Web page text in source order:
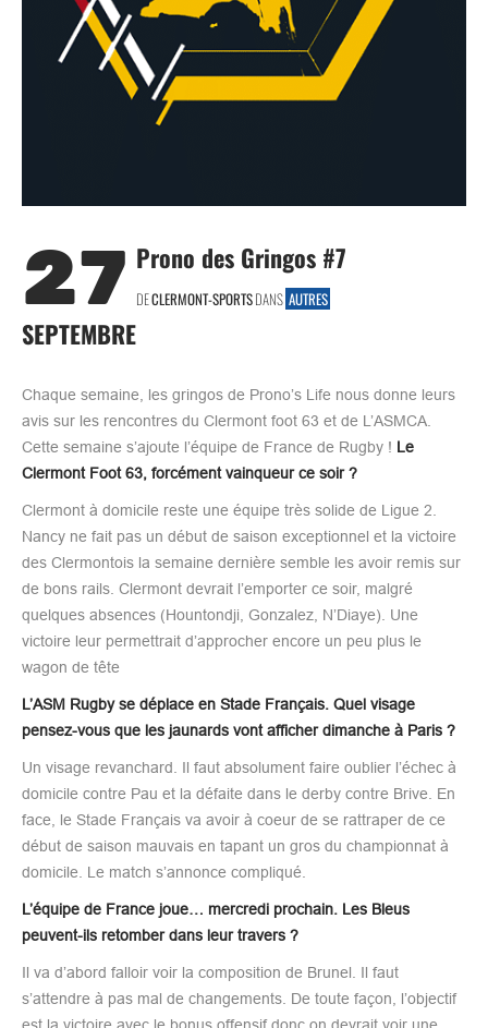
27
SEPTEMBRE
Prono des Gringos #7
DECLERMONT-SPORTSDANS AUTRES
Chaque semaine, les gringos de Prono’s Life nous donne leurs
avis sur les rencontres du Clermont foot 63 et de L’ASMCA.
Cette semaine s’ajoute l’équipe de France de Rugby ! Le
Clermont Foot 63, forcément vainqueur ce soir ?
Clermont à domicile reste une équipe très solide de Ligue 2.
Nancy ne fait pas un début de saison exceptionnel et la victoire
des Clermontois la semaine dernière semble les avoir remis sur
de bons rails. Clermont devrait l’emporter ce soir, malgré
quelques absences (Hountondji, Gonzalez, N’Diaye). Une
victoire leur permettrait d’approcher encore un peu plus le
wagon de tête
L’ASM Rugby se déplace en Stade Français. Quel visage
pensez-vous que les jaunards vont afficher dimanche à Paris ?
Un visage revanchard. Il faut absolument faire oublier l’échec à
domicile contre Pau et la défaite dans le derby contre Brive. En
face, le Stade Français va avoir à coeur de se rattraper de ce
début de saison mauvais en tapant un gros du championnat à
domicile. Le match s’annonce compliqué.
L’équipe de France joue… mercredi prochain. Les Bleus
peuvent-ils retomber dans leur travers ?
Il va d’abord falloir voir la composition de Brunel. Il faut
s’attendre à pas mal de changements. De toute façon, l’objectif
est la victoire avec le bonus offensif donc on devrait voir une